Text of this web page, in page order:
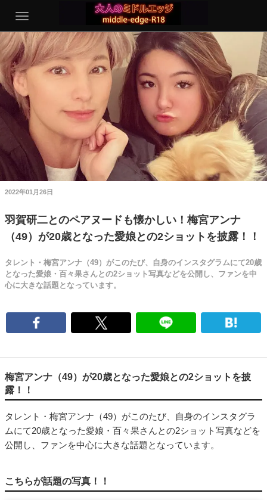
2022年01月26日
羽賀研二とのペアヌードも懐かしい！梅宮アンナ
（49）が20歳となった愛娘との2ショットを披露！！
タレント・梅宮アンナ（49）がこのたび、自身のインスタグラムにて20歳
となった愛娘・百々果さんとの2ショット写真などを公開し、ファンを中
心に大きな話題となっています。
梅宮アンナ（49）が20歳となった愛娘との2ショットを披
露！！
タレント・梅宮アンナ（49）がこのたび、自身のインスタグラ
ムにて20歳となった愛娘・百々果さんとの2ショット写真などを
公開し、ファンを中心に大きな話題となっています。
こちらが話題の写真！！